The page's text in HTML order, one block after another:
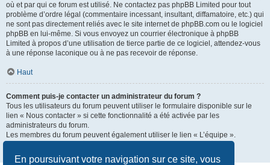
En poursuivant votre navigation sur ce site, vous
où et par qui ce forum est utilisé. Ne contactez pas phpBB Limited pour tout
problème d’ordre légal (commentaire incessant, insultant, diffamatoire, etc.) qui
ne sont pas directement reliés avec le site internet de phpBB.com ou le logiciel
phpBB en lui-même. Si vous envoyez un courrier électronique à phpBB
Limited à propos d’une utilisation de tierce partie de ce logiciel, attendez-vous
à une réponse laconique ou à ne pas recevoir de réponse.
Haut
Comment puis-je contacter un administrateur du forum ?
Tous les utilisateurs du forum peuvent utiliser le formulaire disponible sur le
lien « Nous contacter » si cette fonctionnalité a été activée par les
administrateurs du forum.
Les membres du forum peuvent également utiliser le lien « L’équipe ».
Haut